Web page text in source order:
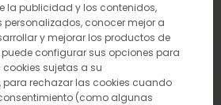
la publicidad y los contenidos,
conocer mejor a
y mejorar los productos de
configurar sus opciones para
sujetas a su
para rechazar las cookies cuando
(como algunas